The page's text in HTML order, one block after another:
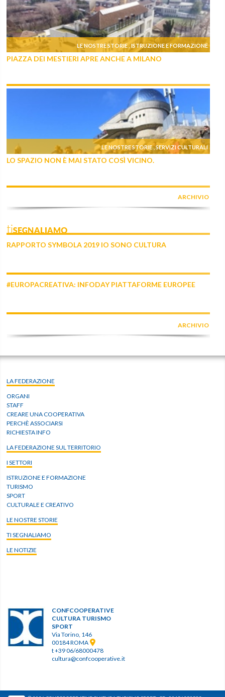
LE NOSTRE STORIE ,ISTRUZIONE E FORMAZIONE
PIAZZA DEI MESTIERI APRE ANCHE A MILANO
LE NOSTRE STORIE ,SERVIZI CULTURALI
LO SPAZIO NON È MAI STATO COSÌ VICINO.
ARCHIVIO
tiSEGNALIAMO
RAPPORTO SYMBOLA 2019 IO SONO CULTURA
#EUROPACREATIVA: INFODAY PIATTAFORME EUROPEE
ARCHIVIO
LA FEDERAZIONE
ORGANI
STAFF
CREARE UNA COOPERATIVA
PERCHÈ ASSOCIARSI
RICHIESTA INFO
LA FEDERAZIONE SUL TERRITORIO
I SETTORI
ISTRUZIONE E FORMAZIONE
TURISMO
SPORT
CULTURALE E CREATIVO
LE NOSTRE STORIE
TI SEGNALIAMO
LE NOTIZIE
CONFCOOPERATIVE
CULTURA TURISMO
SPORT
Via Torino, 146
00184 ROMA
t +39 06/68000478
cultura@confcooperative.it